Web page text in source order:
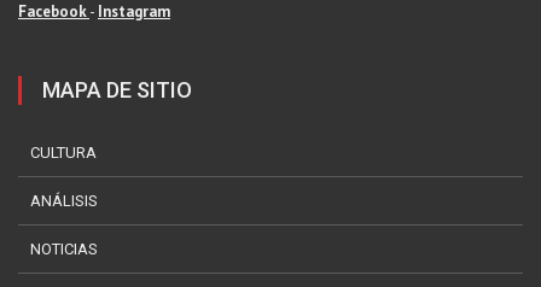
Facebook- Instagram
MAPA DE SITIO
CULTURA
ANÁLISIS
NOTICIAS